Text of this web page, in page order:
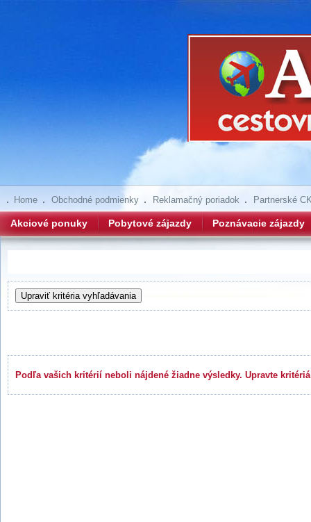
Home Obchodné podmienky Reklamačný poriadok Partnerské
Akciové ponuky Pobytové zájazdy Poznávacie zájazdy
Podľa vašich kritérií neboli nájdené žiadne výsledky. Upravte